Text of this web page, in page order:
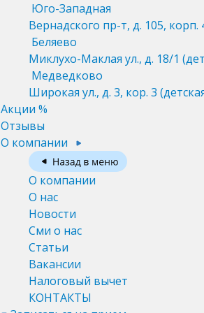
Юго-Западная
Вернадского пр-т, д. 105, корп.
Беляево
Миклухо-Маклая ул., д. 18/1
Медведково
Широкая ул., д. 3, кор. 3
Акции %
Отзывы
О компании
О компании
О нас
Новости
Сми о нас
Статьи
Вакансии
Налоговый вычет
КОНТАКТЫ